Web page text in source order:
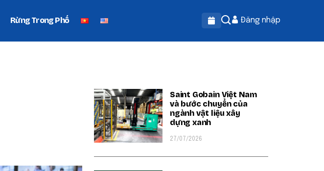
Rừng Trong Phố Đăng nhập
Saint Gobain Việt Nam
và bước chuyển của
ngành vật liệu xây
dựng xanh
27/07/2026